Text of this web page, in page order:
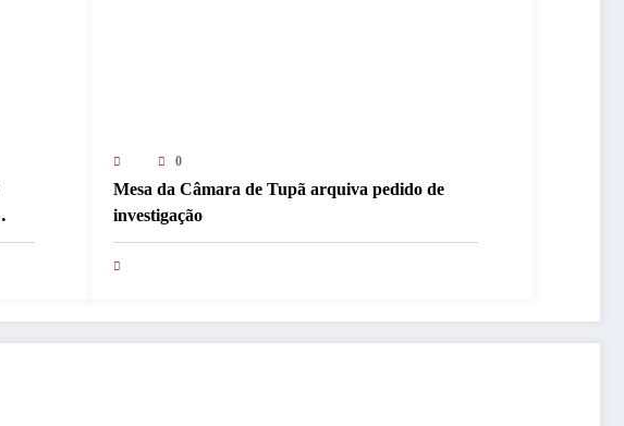
0
Mesa da Câmara de Tupã arquiva pedido de
investigação